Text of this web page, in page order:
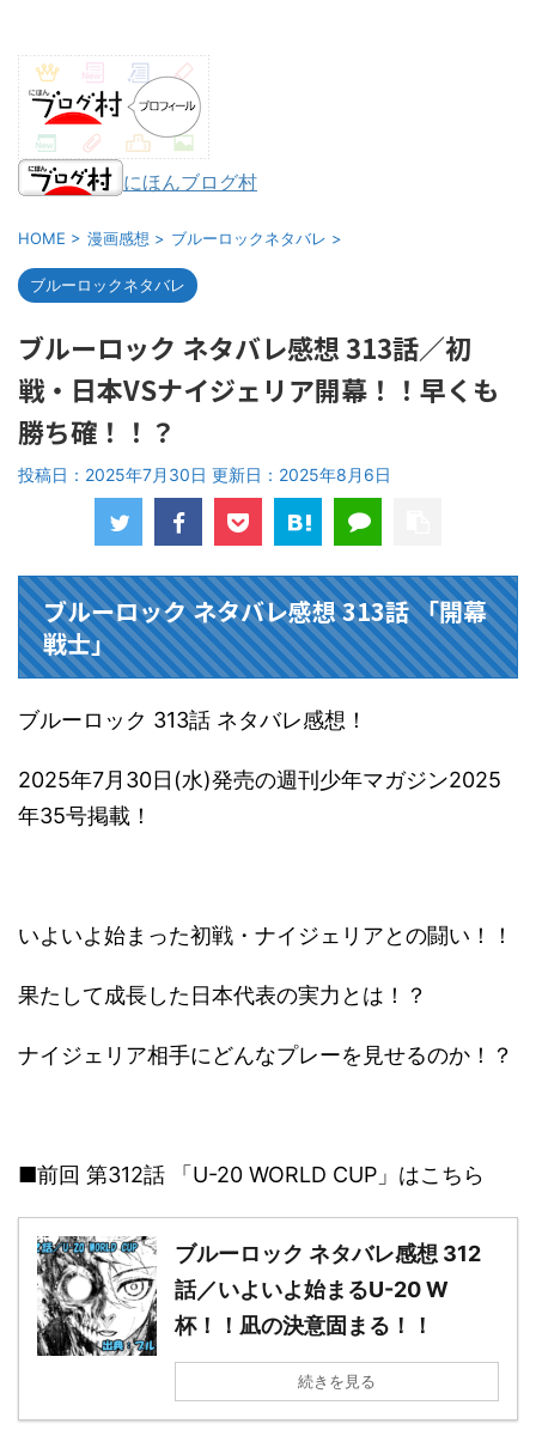
にほんブログ村
HOME > 漫画感想 > ブルーロックネタバレ >
ブルーロックネタバレ
ブルーロック ネタバレ感想 313話／初
戦・日本VSナイジェリア開幕！！早くも
勝ち確！！？
投稿日：2025年7月30日 更新日： 2025年8月6日
ブルーロック ネタバレ感想 313話 「開幕
戦士」
ブルーロック 313話 ネタバレ感想！
2025年7月30日(水)発売の週刊少年マガジン2025
年35号掲載！
いよいよ始まった初戦・ナイジェリアとの闘い！！
果たして成長した日本代表の実力とは！？
ナイジェリア相手にどんなプレーを見せるのか！？
■前回 第312話 「U-20 WORLD CUP」はこちら
ブルーロック ネタバレ感想 312
話／いよいよ始まるU-20 W
杯！！凪の決意固まる！！
続きを見る